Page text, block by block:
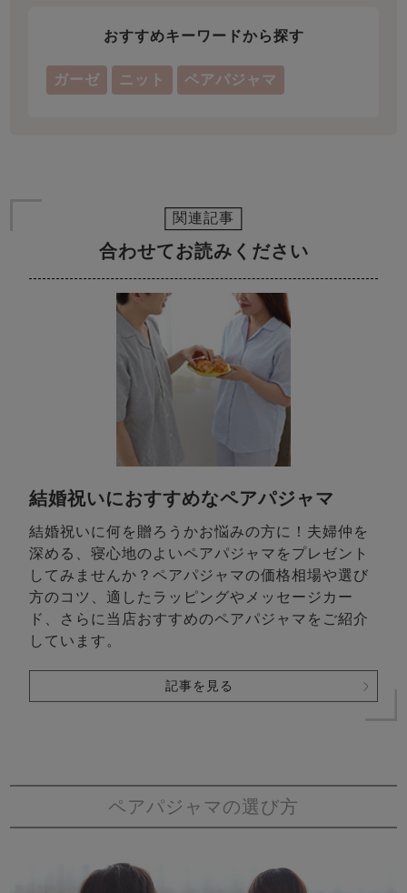
おすすめキーワードから探す
ガーゼ ニット ペアパジャマ
関連記事
合わせてお読みください
結婚祝いにおすすめなペアパジャマ
結婚祝いに何を贈ろうかお悩みの方に！夫婦仲を
深める、寝心地のよいペアパジャマをプレゼント
してみませんか？ペアパジャマの価格相場や選び
方のコツ、適したラッピングやメッセージカー
ド、さらに当店おすすめのペアパジャマをご紹介
しています。
記事を見る
ペアパジャマの選び方